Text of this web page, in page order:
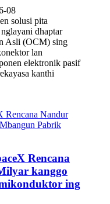
08
solusi pita
dhaptar
Asli (OCM) sing
lan
elektronik pasif
kanthi
Rencana
kanggo
ing